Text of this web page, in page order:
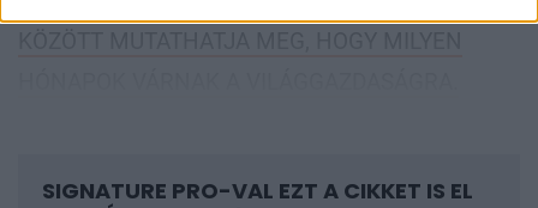
SIGNATURE PRO-VAL EZT A CIKKET IS EL